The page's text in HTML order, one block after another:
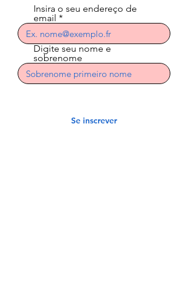
Insira o seu endereço de
email
Digite seu nome e
sobrenome
Se inscrever